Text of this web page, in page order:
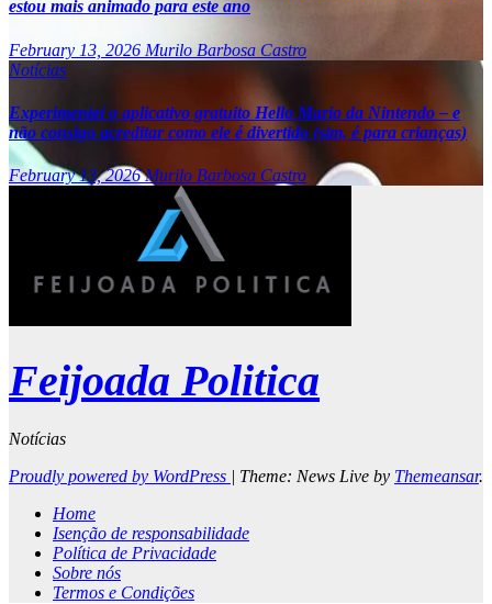
estou mais animado para este ano
February 13, 2026 Murilo Barbosa Castro
Notícias
Experimentei o aplicativo gratuito Hello Mario da Nintendo – e
não consigo acreditar como ele é divertido (sim, é para crianças)
February 13, 2026Murilo Barbosa Castro
Feijoada Politica
Notícias
Proudly powered by WordPress | Theme: News Live by Themeansar.
Home
Isenção de responsabilidade
Política de Privacidade
Sobre nós
Termos e Condições